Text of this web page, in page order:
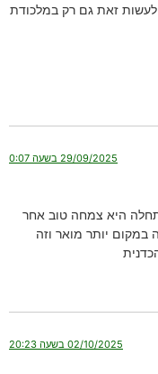
זאת גם רק במלכודת
29/09/2025 בשעה 0:07
היא צמחה טוב אחר
יותר מואר וזה
02/10/2025 בשעה 20:23